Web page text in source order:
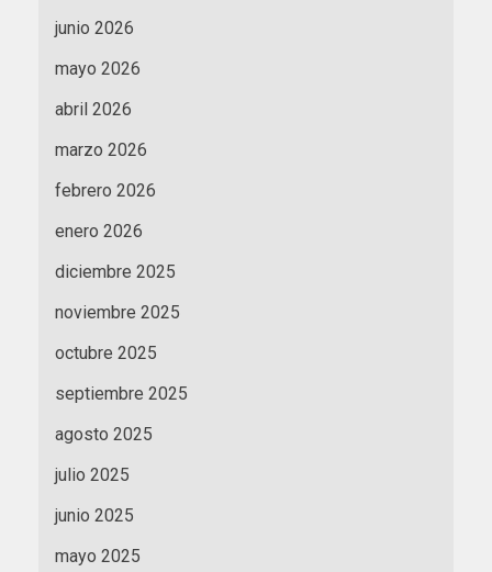
junio 2026
mayo 2026
abril 2026
marzo 2026
febrero 2026
enero 2026
diciembre 2025
noviembre 2025
octubre 2025
septiembre 2025
agosto 2025
julio 2025
junio 2025
mayo 2025